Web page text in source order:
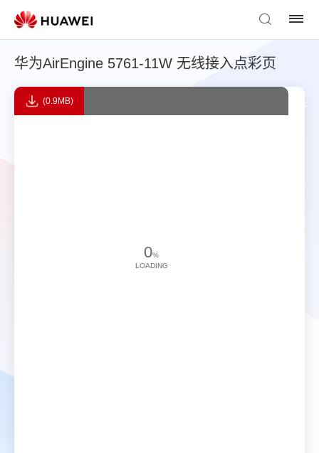
华为AirEngine 5761-11W 无线接入点彩页
(0.9MB)
0%
LOADING